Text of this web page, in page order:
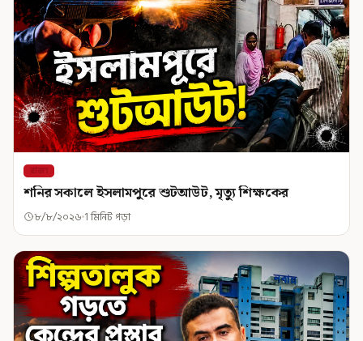
রাজ্য
শনির সকালে ইসলামপুরে শুটআউট, মৃত্যু শিক্ষকের
৮/৮/২০২৬ 1 মিনিট পড়া